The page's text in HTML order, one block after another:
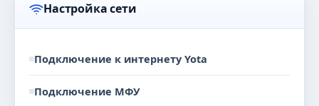
Настройка сети
Подключение к интернету Yota
Подключение МФУ